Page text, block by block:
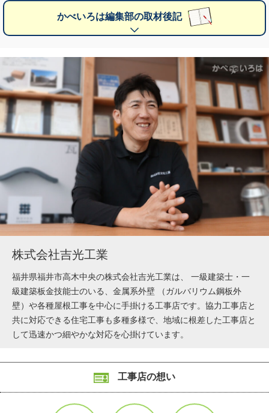
かべいろは編集部の取材後記
株式会社吉光工業
福井県福井市高木中央の株式会社吉光工業は、 一級建築士・一
級建築板金技能士のいる、金属系外壁 （ガルバリウム鋼板外
壁）や各種屋根工事を中心に手掛ける工事店です。協力工事店と
共に対応できる住宅工事も多種多様で、地域に根差した工事店と
して迅速かつ細やかな対応を心掛けています。
工事店の想い